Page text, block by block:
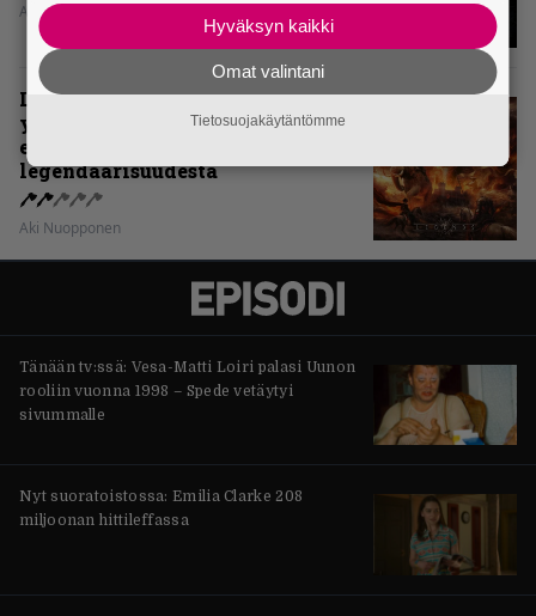
Aki Nuopponen
Levyarvio: Sabaton on
yhdennellätoista albumillaan
erittäin kaukana
legendaarisuudesta
Aki Nuopponen
Tänään tv:ssä: Vesa-Matti Loiri palasi Uunon
rooliin vuonna 1998 – Spede vetäytyi
sivummalle
Nyt suoratoistossa: Emilia Clarke 208
miljoonan hittileffassa
Hyväksyn kaikki
Omat valintani
Tietosuojakäytäntömme